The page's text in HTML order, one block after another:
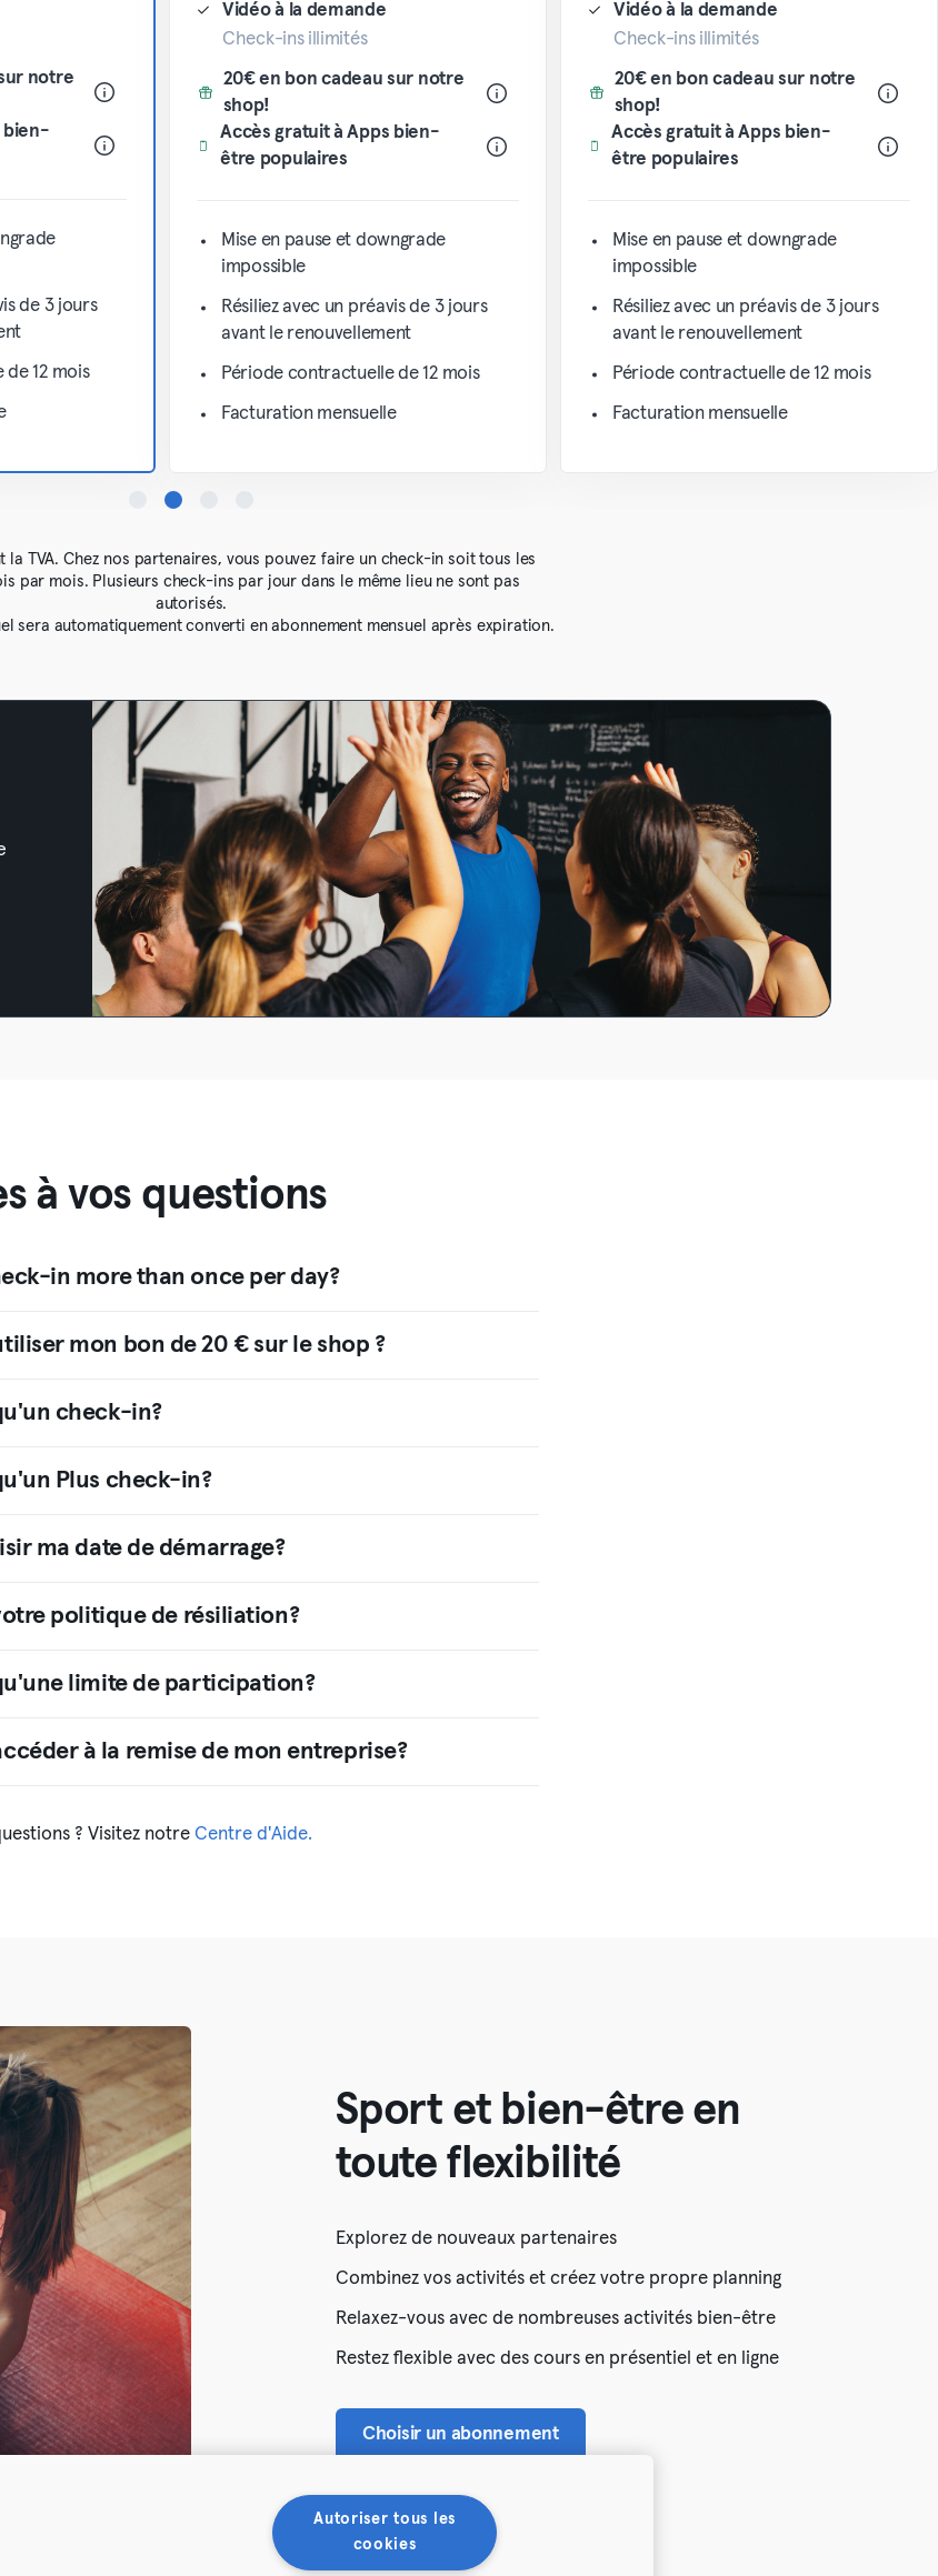
notre
bien-
de 3 jours
12 mois
Vidéo à la demande
Check-ins illimités
20€ en bon cadeau sur notre
shop!
Accès gratuit à Apps bien-
être populaires
Mise en pause et downgrade
impossible
Résiliez avec un préavis de 3 jours
avant le renouvellement
Période contractuelle de 12 mois
Facturation mensuelle
Vidéo à la demande
Check-ins illimités
20€ en bon cadeau sur notre
shop!
Accès gratuit à Apps bien-
être populaires
Mise en pause et downgrade
impossible
Résiliez avec un préavis de 3 jours
avant le renouvellement
Période contractuelle de 12 mois
Facturation mensuelle
la TVA. Chez nos partenaires, vous pouvez faire un check-in soit tous les
par mois. Plusieurs check-ins par jour dans le même lieu ne sont pas
autorisés.
sera automatiquement converti en abonnement mensuel après expiration.
à vos questions
in more than once per day?
mon bon de 20 € sur le shop ?
check-in?
Plus check-in?
ma date de démarrage?
politique de résiliation?
limite de participation?
à la remise de mon entreprise?
? Visitez notre Centre d'Aide.
Sport et bien-être en
toute flexibilité
Explorez de nouveaux partenaires
Combinez vos activités et créez votre propre planning
Relaxez-vous avec de nombreuses activités bien-être
Restez flexible avec des cours en présentiel et en ligne
Choisir un abonnement
Autoriser tous les
cookies